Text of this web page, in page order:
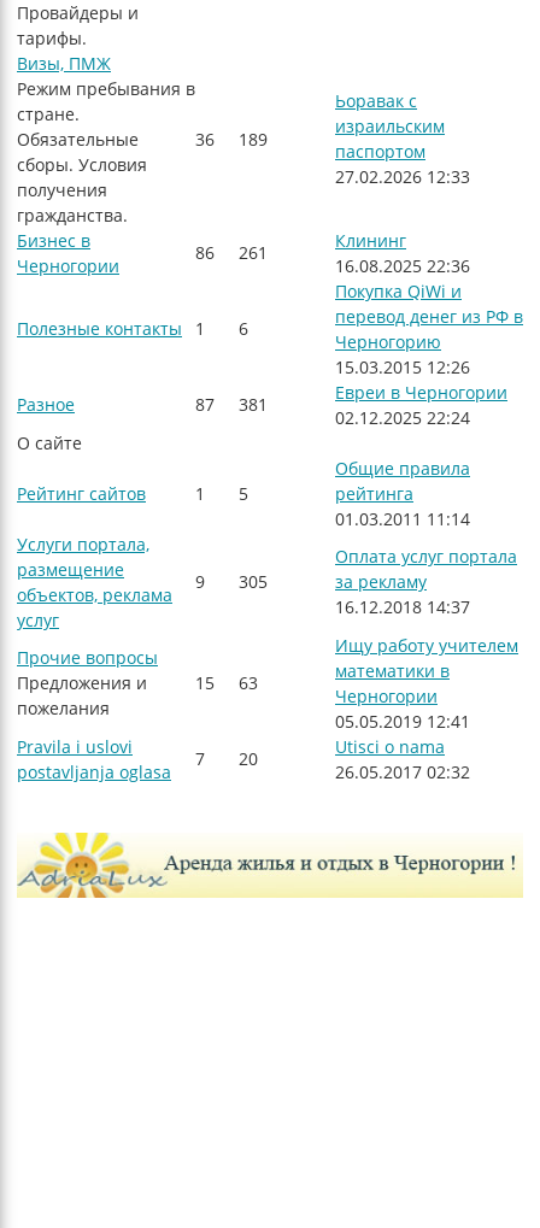
Провайдеры и
тарифы.
Визы, ПМЖ
Режим пребывания в
стране.
Обязательные
сборы. Условия
получения
гражданства.
36 189
Ьоравак с
израильским
паспортом
27.02.2026 12:33
Бизнес в
Черногории
86 261
Клининг
16.08.2025 22:36
Полезные контакты 1 6
Покупка QiWi и
перевод денег из РФ в
Черногорию
15.03.2015 12:26
Разное
87 381
Евреи в Черногории
02.12.2025 22:24
О сайте
Рейтинг сайтов 1 5
Общие правила
рейтинга
01.03.2011 11:14
Услуги портала,
размещение
объектов, реклама
услуг
9 305
Оплата услуг портала
за рекламу
16.12.2018 14:37
Прочие вопросы
Предложения и
пожелания
15 63
Ищу работу учителем
математики в
Черногории
05.05.2019 12:41
Pravila i uslovi
postavljanja oglasa
7 20
Utisci o nama
26.05.2017 02:32